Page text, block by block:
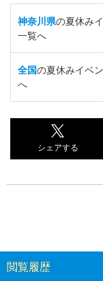
神奈川県の夏休み
一覧へ
全国の夏休みイベ
へ
シェアする
閲覧履歴